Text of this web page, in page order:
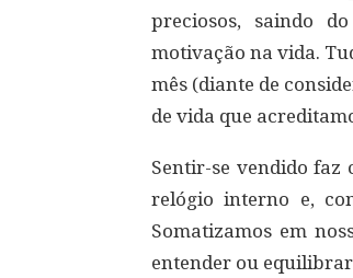
preciosos, saindo
motivação na vida.
mês (diante de
de vida que
Sentir-se vendido faz
relógio interno e,
Somatizamos em
entender ou